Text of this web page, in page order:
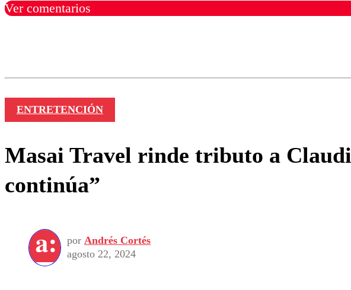
Ver comentarios
ENTRETENCIÓN
Masai Travel rinde tributo a
continúa”
por Andrés Cortés
agosto 22, 2024